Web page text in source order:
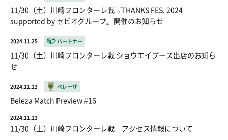
11/30（土）川崎フロンターレ戦『THANKS FES. 2024
supported by ゼビオグループ』開催のお知らせ
2024.11.25 パートナー
11/30（土）川崎フロンターレ戦 ショウエイブース出店のお知ら
せ
2024.11.23 ベレーザ
Beleza Match Preview #16
2024.11.23
11/30（土）川崎フロンターレ戦 アクセス情報について